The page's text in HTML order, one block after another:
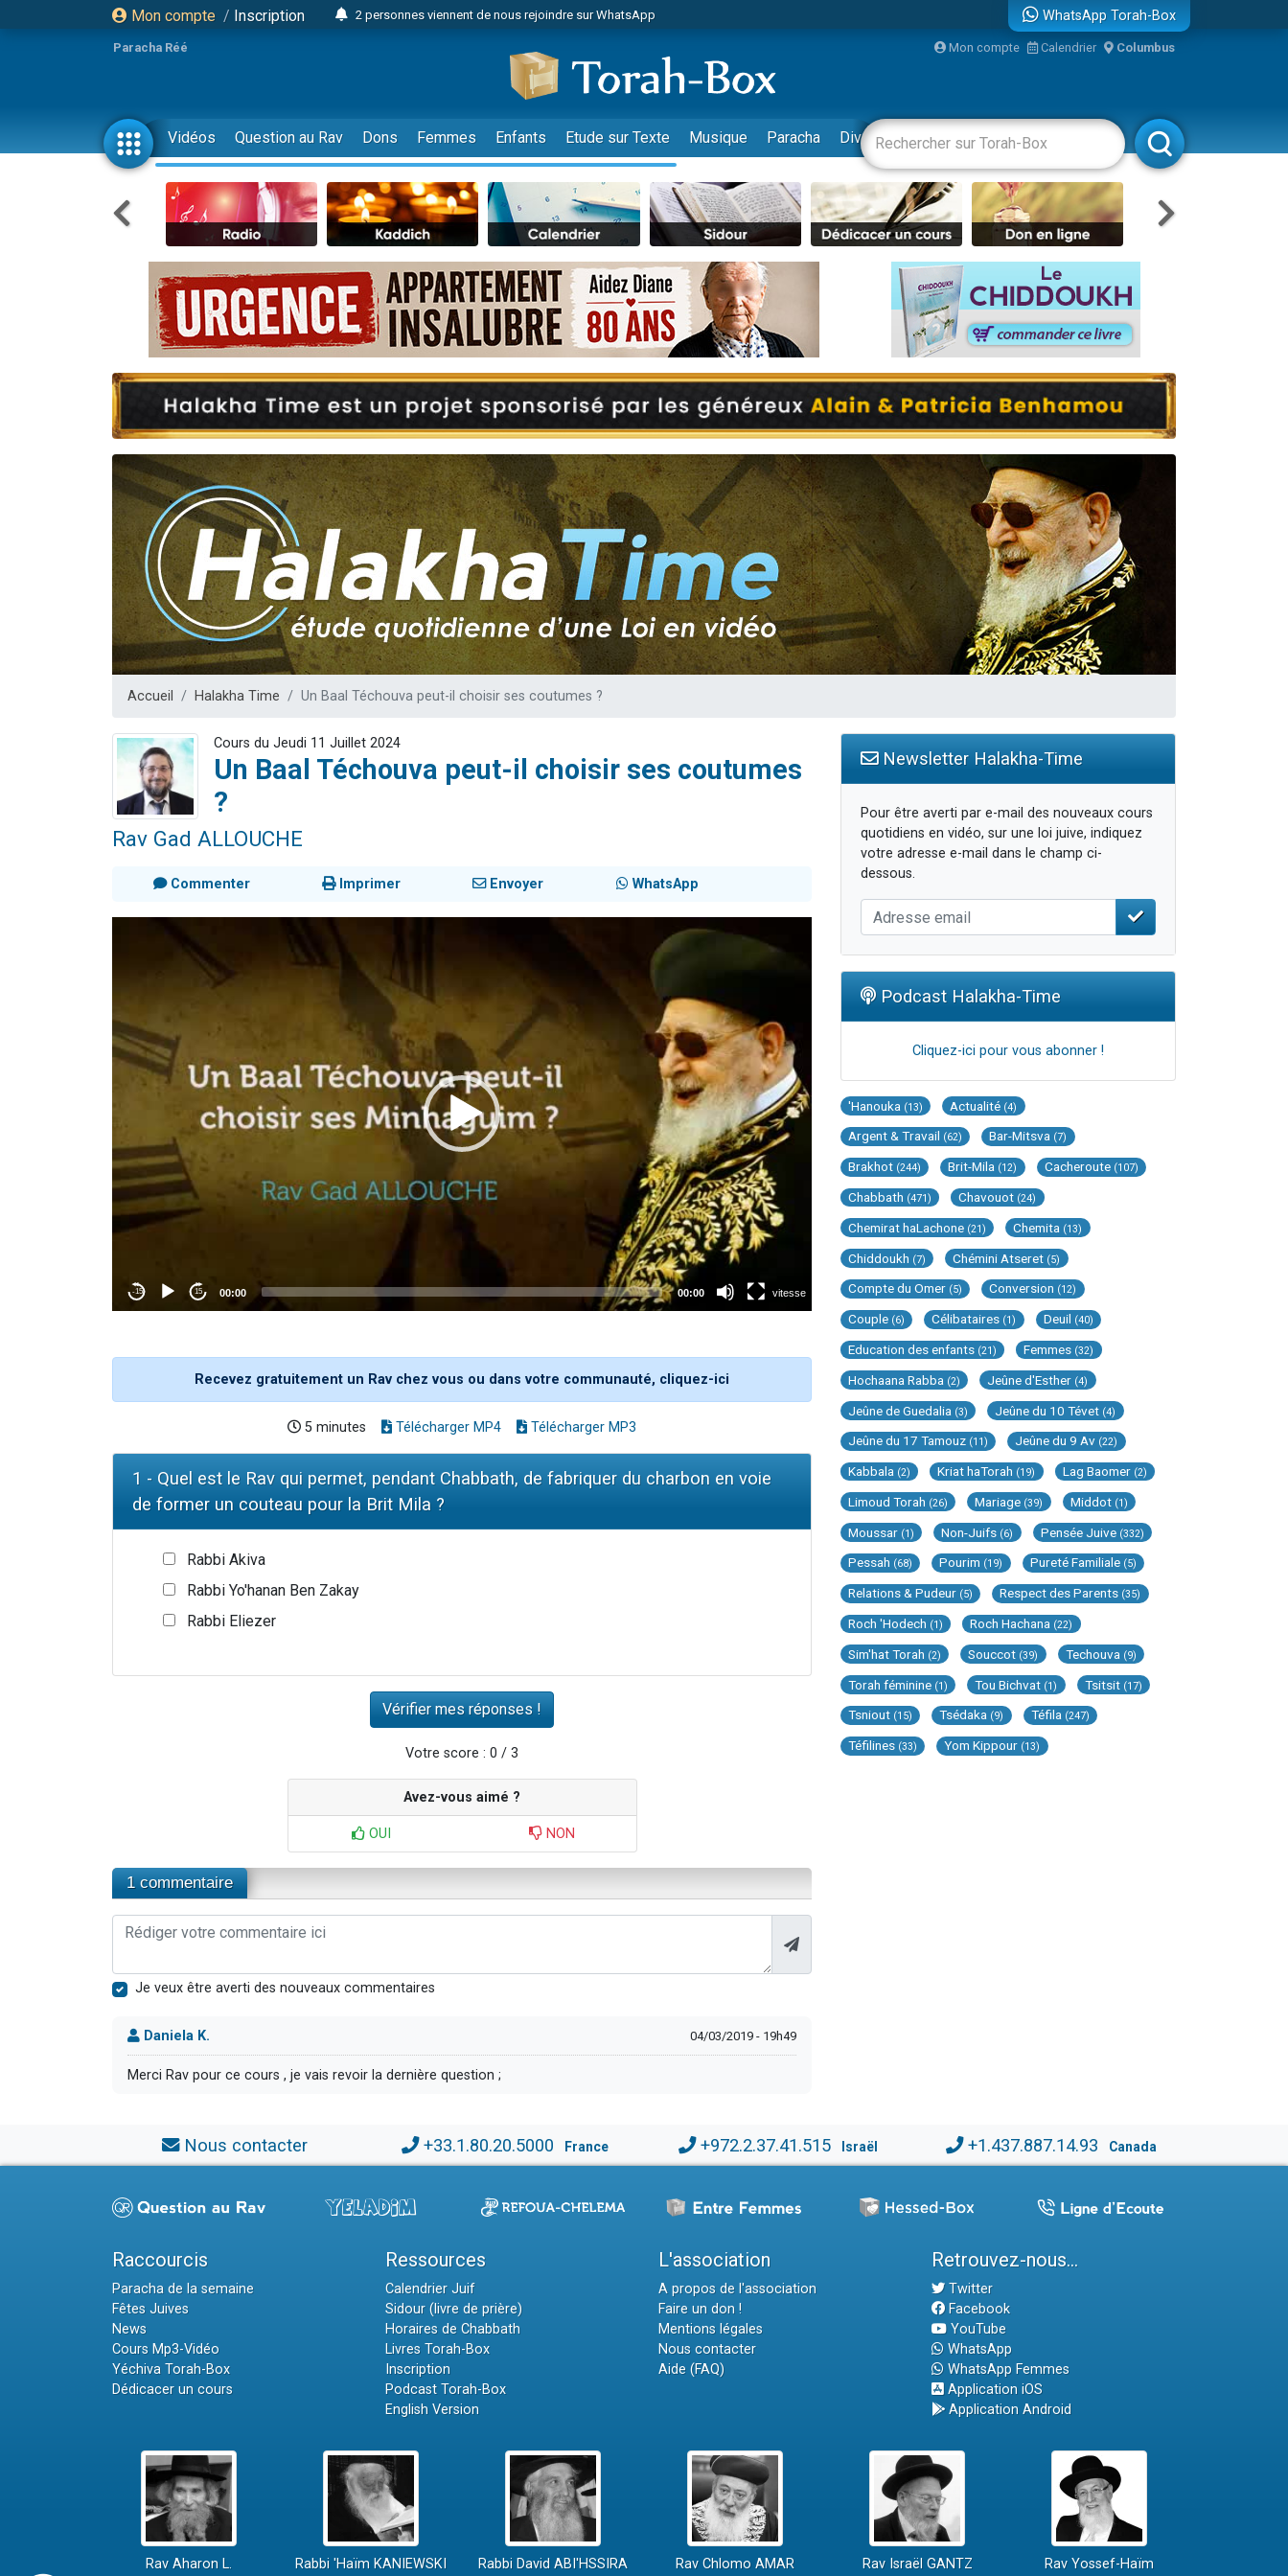
Mon compte / Inscription
2 personnes viennent de nous rejoindre sur WhatsApp
2 nouvelles musiques dans Torah-Box Music
8 personnes viennent de faire un don pour Tsédaka : pauvres d'Israel
4 personnes viennent de faire un don pour Diane, 80 ans, dans un appartement insalubre
Nouvelle émission radio : Visions de grandeur n°104 : Le Chabbath et le Birkat Hamazone à travers le temps
61 personnes viennent de demander une bénédiction
39 personnes viennent de faire un don pour Sauvez la jambe de Yohan
Il reste 49 places pour étudier en groupe sur Zoom
Ariel vient de donner son Maasser
Nathaniel vient de donner son Maasser
6 personnes viennent de faire un don pour 5 enfants déjà orphelins risquent de perdre leur maman
2 personnes viennent de faire un don pour Reloger Rivka, 6 enfants, victime de violences...
Il reste 49 places pour étudier en groupe sur Zoom
2 personnes viennent de nous rejoindre sur WhatsApp
2 personnes viennent de nous rejoindre sur WhatsApp
Malgorzata vient de donner son Maasser
3 personnes viennent de nous rejoindre sur WhatsApp
WhatsApp Torah-Box
Paracha Réé Mon compte Calendrier Columbus
Vidéos Question au Rav Dons Femmes Enfants Etude sur Texte Musique Paracha Divertissements Livres Rabbanim
Accueil Halakha Time Un Baal Téchouva peut-il choisir ses coutumes ?
Cours du Jeudi 11 Juillet 2024
Un Baal Téchouva peut-il choisir ses coutumes
?
Rav Gad ALLOUCHE
Commenter Imprimer Envoyer WhatsApp
Recevez gratuitement un Rav chez vous ou dans votre communauté, cliquez-ici
5 minutes Télécharger MP4 Télécharger MP3
1 - Quel est le Rav qui permet, pendant Chabbath, de fabriquer du charbon en voie
de former un couteau pour la Brit Mila ?
Rabbi Akiva
Rabbi Yo'hanan Ben Zakay
Rabbi Eliezer
Votre score : 0 / 3
Avez-vous aimé ?
OUI NON
1 commentaire
Je veux être averti des nouveaux commentaires
Daniela K. 04/03/2019 - 19h49
Merci Rav pour ce cours , je vais revoir la dernière question ;
Newsletter Halakha-Time
Pour être averti par e-mail des nouveaux cours
quotidiens en vidéo, sur une loi juive, indiquez
votre adresse e-mail dans le champ ci-
dessous.
Podcast Halakha-Time
Cliquez-ici pour vous abonner !
'Hanouka (13) Actualité (4)
Argent & Travail (62) Bar-Mitsva (7)
Brakhot (244) Brit-Mila (12) Cacheroute (107)
Chabbath (471) Chavouot (24)
Chemirat haLachone (21) Chemita (13)
Chiddoukh (7) Chémini Atseret (5)
Compte du Omer (5) Conversion (12)
Couple (6) Célibataires (1) Deuil (40)
Education des enfants (21) Femmes (32)
Hochaana Rabba (2) Jeûne d'Esther (4)
Jeûne de Guedalia (3) Jeûne du 10 Tévet (4)
Jeûne du 17 Tamouz (11) Jeûne du 9 Av (22)
Kabbala (2) Kriat haTorah (19) Lag Baomer (2)
Limoud Torah (26) Mariage (39) Middot (1)
Moussar (1) Non-Juifs (6) Pensée Juive (332)
Pessah (68) Pourim (19) Pureté Familiale (5)
Relations & Pudeur (5) Respect des Parents (35)
Roch 'Hodech (1) Roch Hachana (22)
Sim'hat Torah (2) Souccot (39) Techouva (9)
Torah féminine (1) Tou Bichvat (1) Tsitsit (17)
Tsniout (15) Tsédaka (9) Téfila (247)
Téfilines (33) Yom Kippour (13)
Nous contacter +33.1.80.20.5000 France +972.2.37.41.515 Israël +1.437.887.14.93 Canada
Raccourcis
Paracha de la semaine
Fêtes Juives
News
Cours Mp3-Vidéo
Yéchiva Torah-Box
Dédicacer un cours
Ressources
Calendrier Juif
Sidour (livre de prière)
Horaires de Chabbath
Livres Torah-Box
Inscription
Podcast Torah-Box
English Version
L'association
A propos de l'association
Faire un don !
Mentions légales
Nous contacter
Aide (FAQ)
Retrouvez-nous...
Twitter
Facebook
YouTube
WhatsApp
WhatsApp Femmes
Application iOS
Application Android
Rav Aharon L. Rabbi 'Haïm KANIEWSKI Rabbi David ABI'HSSIRA Rav Chlomo AMAR Rav Israël GANTZ Rav Yossef-Haïm